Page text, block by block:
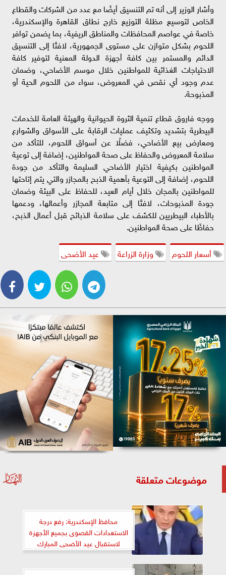
وأشار الوزير إلى أنه تم التنسيق أيضًا مع عدد من الشركات والقطاع
الخاص لتوسيع مظلة التوزيع خارج نطاق القاهرة والإسكندرية،
خاصة في عواصم المحافظات والمناطق الريفية، بما يضمن توافر
اللحوم بشكل متوازن على مستوى الجمهورية، لافتًا إلى التنسيق
الدائم والمستمر بين كافة أجهزة الدولة المعنية لتوفير كافة
الاحتياجات الغذائية للمواطنين خلال موسم الأضاحي، وضمان
عدم وجود أي نقص في المعروض، سواء من اللحوم الحية أو
المذبوحة.
ووجه فاروق قطاع تنمية الثروة الحيوانية والهيئة العامة للخدمات
البيطرية بتشديد وتكثيف عمليات الرقابة على الأسواق والشوارع
ومعارض بيع الأضاحي، فضلًا عن أسواق اللحوم، للتأكد من
سلامة المعروض والحفاظ على صحة المواطنين، إضافة إلى توعية
المواطنين بكيفية اختيار الأضاحي السليمة والتأكد من جودة
اللحوم، إضافة إلى التوعية بأهمية الذبح بالمجازر والتي يتم إتاحتها
للمواطنين بالمجان خلال أيام العيد، للحفاظ على البيئة وضمان
جودة المذبوحات، لافتًا إلى متابعة المجازر وأعمالها، ودعمها
بالأطباء البيطريين للكشف على سلامة الذبائح قبل أعمال الذبح،
حفاظًا على صحة المواطنين.
أسعار اللحوم
وزارة الزراعة عيد الأضحى
موضوعات متعلقة
محافظ الإسكندرية: رفع درجة
الاستعدادات القصوى بجميع الأجهزة
لاستقبال عيد الأضحى المبارك